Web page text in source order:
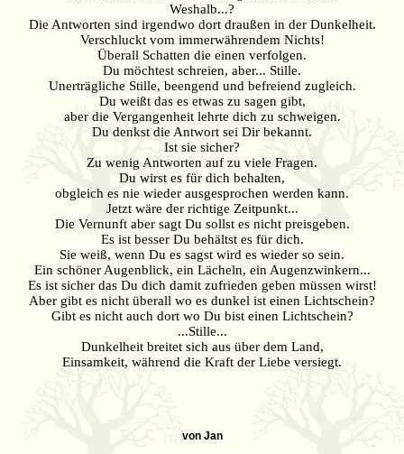
Weshalb...?
Die Antworten sind irgendwo dort draußen in der Dunkelheit.
Verschluckt vom immerwährendem Nichts!
Überall Schatten die einen verfolgen.
Du möchtest schreien, aber... Stille.
Unerträgliche Stille, beengend und befreiend zugleich.
Du weißt das es etwas zu sagen gibt,
aber die Vergangenheit lehrte dich zu schweigen.
Du denkst die Antwort sei Dir bekannt.
Ist sie sicher?
Zu wenig Antworten auf zu viele Fragen.
Du wirst es für dich behalten,
obgleich es nie wieder ausgesprochen werden kann.
Jetzt wäre der richtige Zeitpunkt...
Die Vernunft aber sagt Du sollst es nicht preisgeben.
Es ist besser Du behältst es für dich.
Sie weiß, wenn Du es sagst wird es wieder so sein.
Ein schöner Augenblick, ein Lächeln, ein Augenzwinkern...
Es ist sicher das Du dich damit zufrieden geben müssen wirst!
Aber gibt es nicht überall wo es dunkel ist einen Lichtschein?
Gibt es nicht auch dort wo Du bist einen Lichtschein?
...Stille...
Dunkelheit breitet sich aus über dem Land,
Einsamkeit, während die Kraft der Liebe versiegt.
von Jan